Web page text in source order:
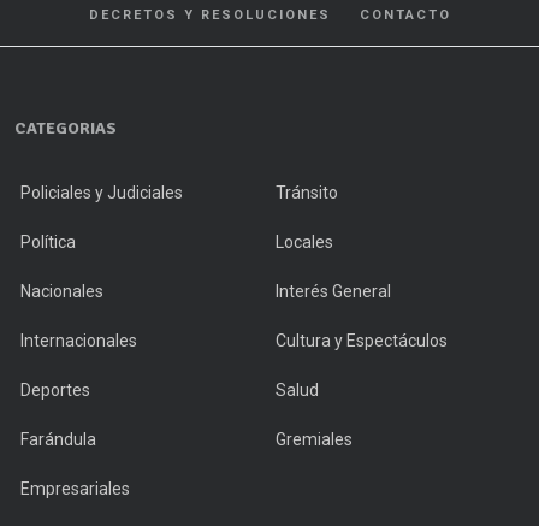
DECRETOS Y RESOLUCIONES
CONTACTO
CATEGORIAS
Policiales y Judiciales Tránsito
Política Locales
Nacionales Interés General
Internacionales Cultura y Espectáculos
Deportes Salud
Farándula Gremiales
Empresariales